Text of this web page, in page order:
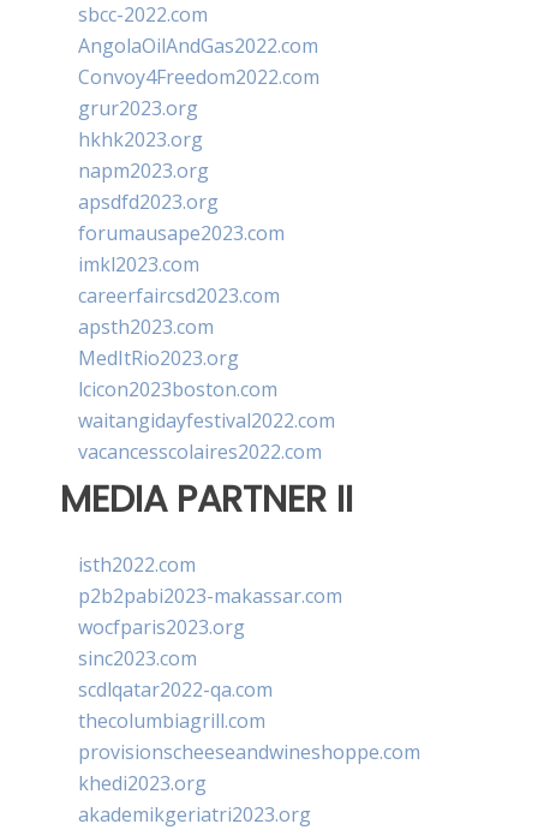
sbcc-2022.com
AngolaOilAndGas2022.com
Convoy4Freedom2022.com
grur2023.org
hkhk2023.org
napm2023.org
apsdfd2023.org
forumausape2023.com
imkl2023.com
careerfaircsd2023.com
apsth2023.com
MedItRio2023.org
lcicon2023boston.com
waitangidayfestival2022.com
vacancesscolaires2022.com
MEDIA PARTNER II
isth2022.com
p2b2pabi2023-makassar.com
wocfparis2023.org
sinc2023.com
scdlqatar2022-qa.com
thecolumbiagrill.com
provisionscheeseandwineshoppe.com
khedi2023.org
akademikgeriatri2023.org